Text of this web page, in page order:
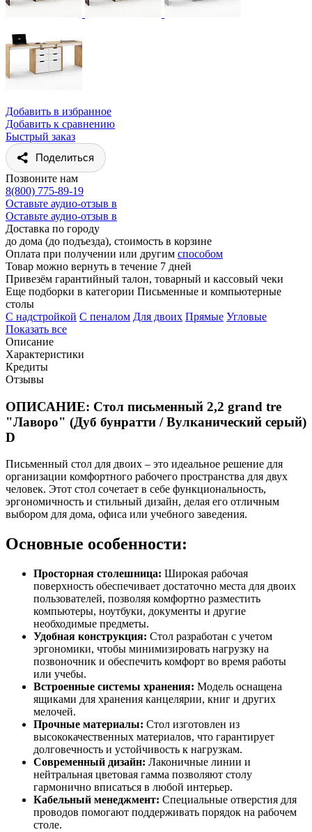
Добавить в избранное
Добавить к сравнению
Быстрый заказ
Поделиться
Позвоните нам
8(800) 775-89-19
Оставьте аудио-отзыв в
Оставьте аудио-отзыв в
Доставка по городу
до дома (до подъезда), стоимость в корзине
Оплата при получении или другим способом
Товар можно вернуть в течение 7 дней
Привезём гарантийный талон, товарный и кассовый чеки
Еще подборки в категории Письменные и компьютерные
столы
C надстройкой C пеналом Для двоих Прямые Угловые
Показать все
Описание
Характеристики
Кредиты
Отзывы
ОПИСАНИЕ: Стол письменный 2,2 grand tre
"Лаворо" (Дуб бунратти / Вулканический серый)
D
Письменный стол для двоих – это идеальное решение для
организации комфортного рабочего пространства для двух
человек. Этот стол сочетает в себе функциональность,
эргономичность и стильный дизайн, делая его отличным
выбором для дома, офиса или учебного заведения.
Основные особенности:
Просторная столешница: Широкая рабочая
поверхность обеспечивает достаточно места для двоих
пользователей, позволяя комфортно разместить
компьютеры, ноутбуки, документы и другие
необходимые предметы.
Удобная конструкция: Стол разработан с учетом
эргономики, чтобы минимизировать нагрузку на
позвоночник и обеспечить комфорт во время работы
или учебы.
Встроенные системы хранения: Модель оснащена
ящиками для хранения канцелярии, книг и других
мелочей.
Прочные материалы: Стол изготовлен из
высококачественных материалов, что гарантирует
долговечность и устойчивость к нагрузкам.
Современный дизайн: Лаконичные линии и
нейтральная цветовая гамма позволяют столу
гармонично вписаться в любой интерьер.
Кабельный менеджмент: Специальные отверстия для
проводов помогают поддерживать порядок на рабочем
столе.